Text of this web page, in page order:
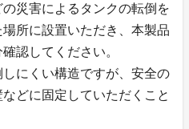
災害によるタンクの転倒を
所に設置いただき、本製品
認してください。
にくい構造ですが、安全の
どに固定していただくこと